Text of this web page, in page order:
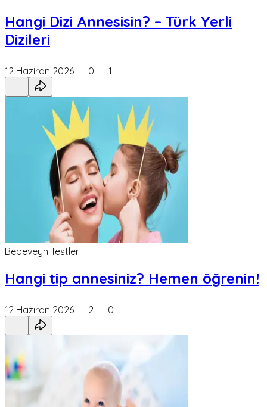
Hangi Dizi Annesisin? – Türk Yerli
Dizileri
12 Haziran 2026 0 1
Bebeveyn Testleri
Hangi tip annesiniz? Hemen öğrenin!
12 Haziran 2026 2 0